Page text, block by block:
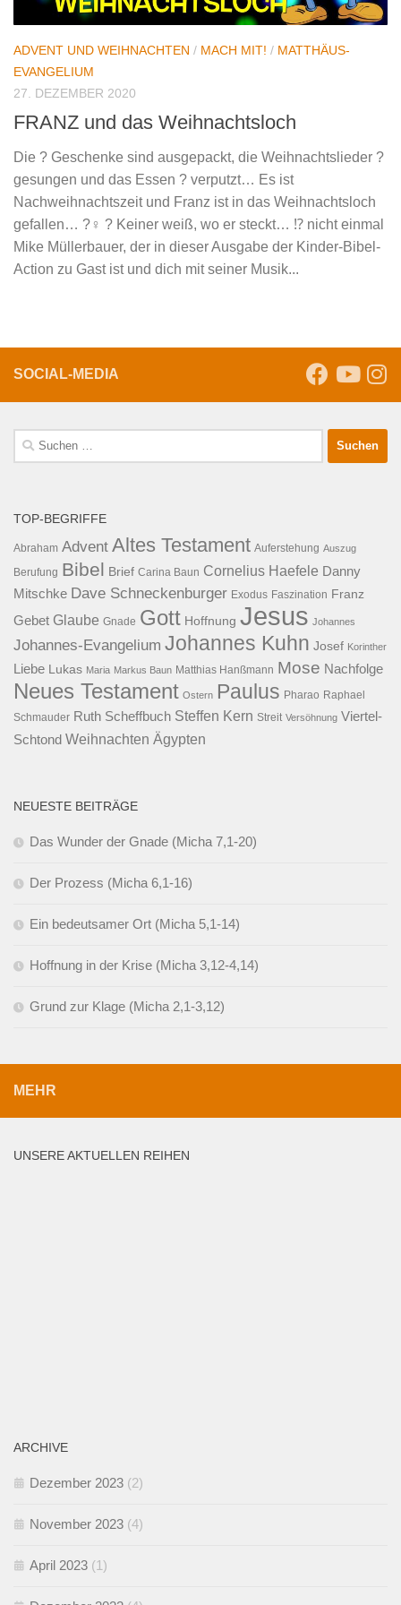
ADVENT UND WEIHNACHTEN / MACH MIT! / MATTHÄUS-
EVANGELIUM
27. DEZEMBER 2020
FRANZ und das Weihnachtsloch
Die ? Geschenke sind ausgepackt, die Weihnachtslieder ?
gesungen und das Essen ? verputzt… Es ist
Nachweihnachtszeit und Franz ist in das Weihnachtsloch
gefallen… ?‍♀️ ? Keiner weiß, wo er steckt… ⁉️ nicht einmal
Mike Müllerbauer, der in dieser Ausgabe der Kinder-Bibel-
Action zu Gast ist und dich mit seiner Musik...
SOCIAL-MEDIA
Suche
nach:
TOP-BEGRIFFE
Abraham Advent Altes Testament Auferstehung Auszug
Berufung Bibel Brief Carina Baun Cornelius Haefele Danny
Mitschke Dave Schneckenburger Exodus Faszination Franz
Gebet Glaube Gnade Gott Hoffnung Jesus Johannes
Johannes-Evangelium Johannes Kuhn Josef Korinther
Liebe Lukas Maria Markus Baun Matthias Hanßmann Mose Nachfolge
Neues Testament Ostern Paulus Pharao Raphael
Schmauder Ruth Scheffbuch Steffen Kern Streit Versöhnung Viertel-
Schtond Weihnachten Ägypten
NEUESTE BEITRÄGE
Das Wunder der Gnade (Micha 7,1-20)
Der Prozess (Micha 6,1-16)
Ein bedeutsamer Ort (Micha 5,1-14)
Hoffnung in der Krise (Micha 3,12-4,14)
Grund zur Klage (Micha 2,1-3,12)
MEHR
UNSERE AKTUELLEN REIHEN
ARCHIVE
Dezember 2023 (2)
November 2023 (4)
April 2023 (1)